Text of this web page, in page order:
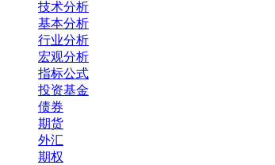
技术分析
基本分析
行业分析
宏观分析
指标公式
投资基金
债券
期货
外汇
期权